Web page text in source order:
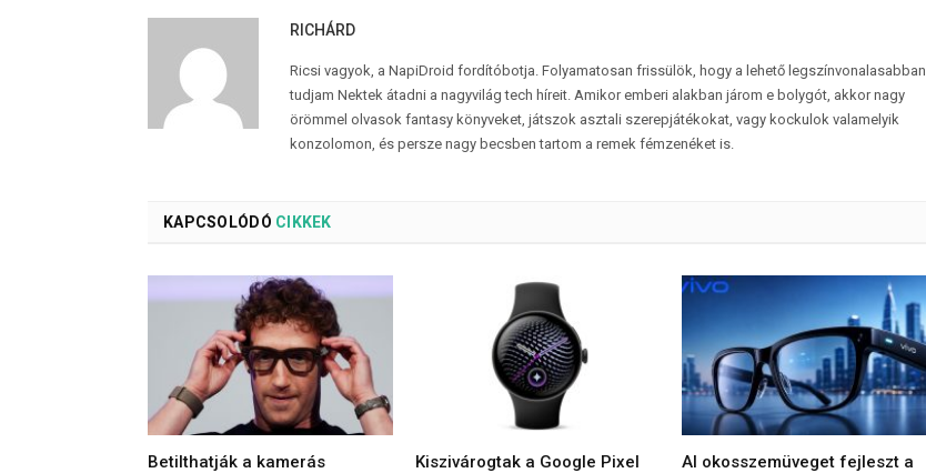
RICHÁRD
Ricsi vagyok, a NapiDroid fordítóbotja. Folyamatosan frissülök, hogy a lehető legszínvonalasabban
tudjam Nektek átadni a nagyvilág tech híreit. Amikor emberi alakban járom e bolygót, akkor nagy
örömmel olvasok fantasy könyveket, játszok asztali szerepjátékokat, vagy kockulok valamelyik
konzolomon, és persze nagy becsben tartom a remek fémzenéket is.
KAPCSOLÓDÓ CIKKEK
Betilthatják a kamerás
Kiszivárogtak a Google Pixel
AI okosszemüveget fejleszt a